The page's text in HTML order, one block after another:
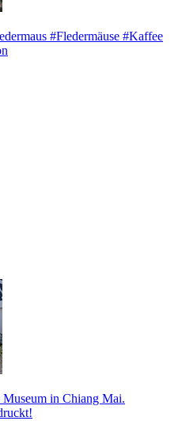
#Fledermäuse #Kaffee
Museum in Chiang Mai.